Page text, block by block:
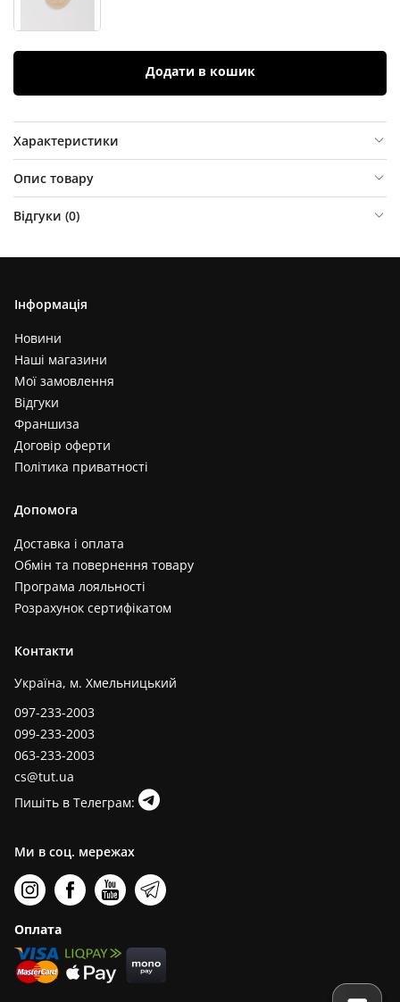
Додати в кошик
Характеристики
Опис товару
Відгуки (0)
Інформація
Новини
Наші магазини
Мої замовлення
Відгуки
Франшиза
Договір оферти
Політика приватності
Допомога
Доставка і оплата
Обмін та повернення товару
Програма лояльності
Розрахунок сертифікатом
Контакти
Україна, м. Хмельницький
097-233-2003
099-233-2003
063-233-2003
cs@tut.ua
Пишіть в Телеграм:
Ми в соц. мережах
Оплата